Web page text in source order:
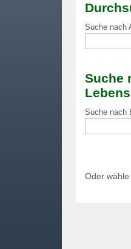
Suche nach
Suche
Suche nach
Oder